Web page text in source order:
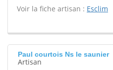
Voir la fiche artisan : Esclim
Paul courtois Ns le saunier
Artisan